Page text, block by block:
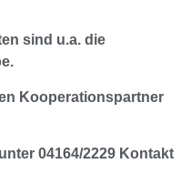
sind u.a. die
Kooperationspartner
04164/2229 Kontakt